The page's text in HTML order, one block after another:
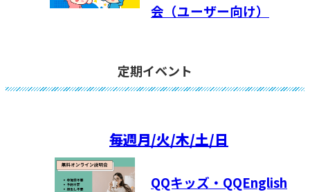
会（ユーザー向け）
定期イベント
毎週月/火/木/土/日
QQキッズ・QQEnglish